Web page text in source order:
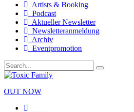
Artists & Booking
Podcast
Aktueller Newsletter
Newsletteranmeldung
Archiv
Eventpromotion
OUT NOW